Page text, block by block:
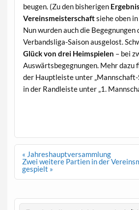
beugen. (Zu den bisherigen
Vereinsmeisterschaftsiehe oben
Nun wurden auch die Begegnungen
Verbandsliga-Saison ausgelost.
Glück von drei Heimspielen – bei
Auswärtsbegegnungen. Mehr dazu
der Hauptleiste unter „Mannschaft-
in der Randleiste unter „1.
Beitragsnavigation
« Jahreshauptversammlung
Zwei weitere Partien in der
gespielt »